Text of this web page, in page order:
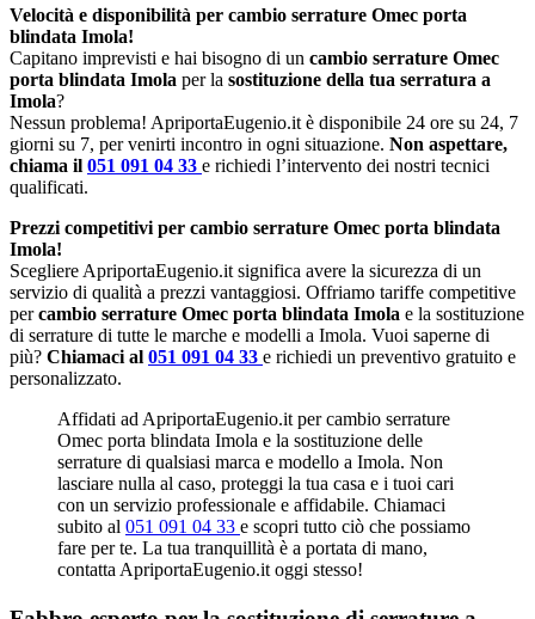
Velocità e disponibilità per cambio serrature Omec porta
blindata Imola!
Capitano imprevisti e hai bisogno di un cambio serrature Omec
porta blindata Imola per la sostituzione della tua serratura a
Imola?
Nessun problema! ApriportaEugenio.it è disponibile 24 ore su 24, 7
giorni su 7, per venirti incontro in ogni situazione. Non aspettare,
chiama il 051 091 04 33 e richiedi l’intervento dei nostri tecnici
qualificati.
Prezzi competitivi per cambio serrature Omec porta blindata
Imola!
Scegliere ApriportaEugenio.it significa avere la sicurezza di un
servizio di qualità a prezzi vantaggiosi. Offriamo tariffe competitive
percambio serrature Omec porta blindata Imola e la sostituzione
di serrature di tutte le marche e modelli a Imola. Vuoi saperne di
più? Chiamaci al 051 091 04 33 e richiedi un preventivo gratuito e
personalizzato.
Affidati ad ApriportaEugenio.it per cambio serrature
Omec porta blindata Imola e la sostituzione delle
serrature di qualsiasi marca e modello a Imola. Non
lasciare nulla al caso, proteggi la tua casa e i tuoi cari
con un servizio professionale e affidabile. Chiamaci
subito al 051 091 04 33 e scopri tutto ciò che possiamo
fare per te. La tua tranquillità è a portata di mano,
contatta ApriportaEugenio.it oggi stesso!